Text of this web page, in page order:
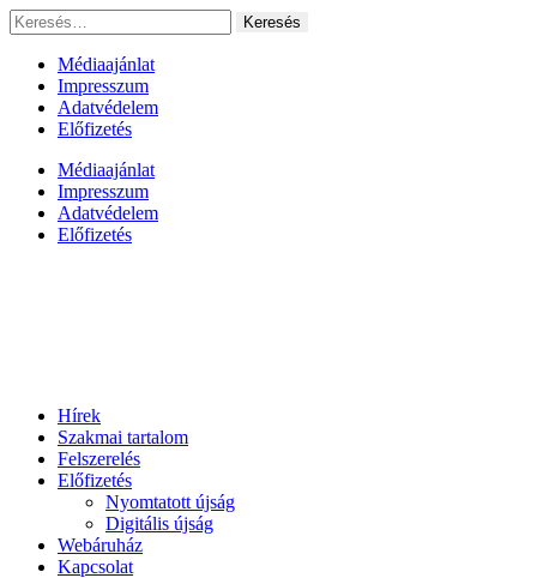
Ugrás
a
tartalomhoz
Keresés:
Médiaajánlat
Impresszum
Adatvédelem
Előfizetés
Médiaajánlat
Impresszum
Adatvédelem
Előfizetés
Hírek
Szakmai tartalom
Felszerelés
Előfizetés
Nyomtatott újság
Digitális újság
Webáruház
Kapcsolat